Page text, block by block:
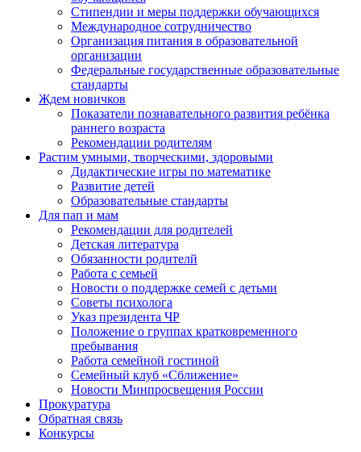
Стипендии и меры поддержки обучающихся
Международное сотрудничество
Организация питания в образовательной
организации
Федеральные государственные образовательные
стандарты
Ждем новичков
Показатели познавательного развития ребёнка
раннего возраста
Рекомендации родителям
Растим умными, творческими, здоровыми
Дидактические игры по математике
Развитие детей
Образовательные стандарты
Для пап и мам
Рекомендации для родителей
Детская литература
Обязанности родителй
Работа с семьей
Новости о поддержке семей с детьми
Советы психолога
Указ президента ЧР
Положение о группах кратковременного
пребывания
Работа семейной гостиной
Семейный клуб «Сближение»
Новости Минпросвещения России
Прокуратура
Обратная связь
Конкурсы